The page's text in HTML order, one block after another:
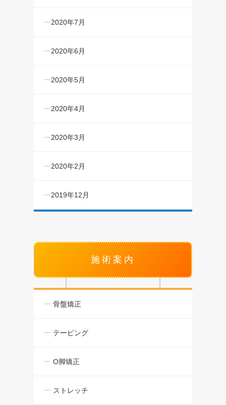
2020年7月
2020年6月
2020年5月
2020年4月
2020年3月
2020年2月
2019年12月
施術案内
骨盤矯正
テーピング
O脚矯正
ストレッチ